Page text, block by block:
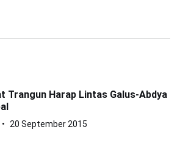
Trangun Harap Lintas Galus-Abdya
20 September 2015